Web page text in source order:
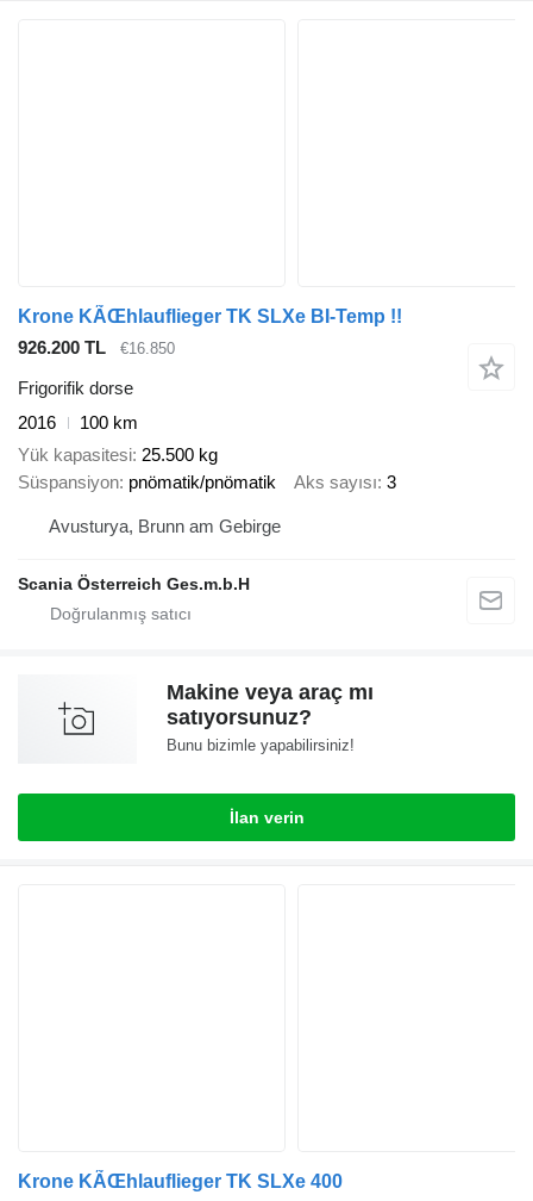
Krone KÃŒhlauflieger TK SLXe BI-Temp !!
926.200 TL
€16.850
Frigorifik dorse
2016
100 km
Yük kapasitesi 25.500 kg
Süspansiyon pnömatik/pnömatik Aks sayısı 3
Avusturya, Brunn am Gebirge
Scania Österreich Ges.m.b.H
Makine veya araç mı
satıyorsunuz?
Bunu bizimle yapabilirsiniz!
İlan verin
Krone KÃŒhlauflieger TK SLXe 400